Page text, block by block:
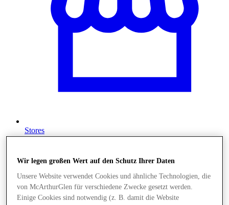
Stores
Wir legen großen Wert auf den Schutz Ihrer Daten
Unsere Website verwendet Cookies und ähnliche Technologien, die
von McArthurGlen für verschiedene Zwecke gesetzt werden.
Einige Cookies sind notwendig (z. B. damit die Website